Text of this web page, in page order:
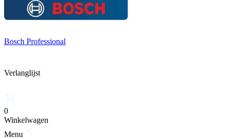
Bosch Professional
Verlanglijst
0
Winkelwagen
Menu